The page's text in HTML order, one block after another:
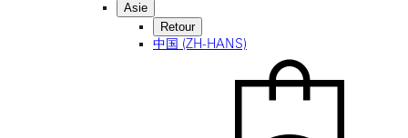
Asie
Retour
中国 (ZH-HANS)